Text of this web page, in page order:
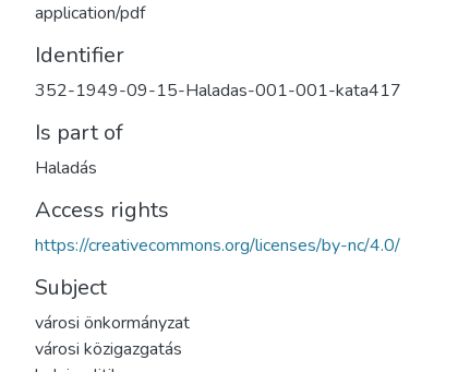
application/pdf
Identifier
352-1949-09-15-Haladas-001-001-kata417
Is part of
Haladás
Access rights
https://creativecommons.org/licenses/by-nc/4.0/
Subject
városi önkormányzat
városi közigazgatás